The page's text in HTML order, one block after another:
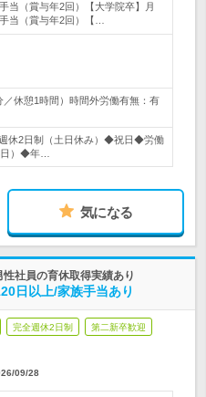
当（賞与年2回）【大学院卒】月
当（賞与年2回）【…
休憩1時間）時間外労働有無：有
休2日制（土日休み）◆祝日◆労働
）◆年…
気になる
社員の育休取得実績あり
日以上/家族手当あり
完全週休2日制 第二新卒歓迎
09/28